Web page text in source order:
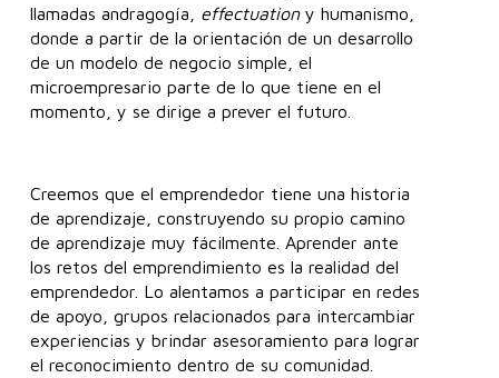
llamadas andragogía, effectuationy humanismo,
donde a partir de la orientación de un desarrollo
de un modelo de negocio simple, el
microempresario parte de lo que tiene en el
momento, y se dirige a prever el futuro.
Creemos que el emprendedor tiene una historia
de aprendizaje, construyendo su propio camino
de aprendizaje muy fácilmente. Aprender ante
los retos del emprendimiento es la realidad del
emprendedor. Lo alentamos a participar en redes
de apoyo, grupos relacionados para intercambiar
experiencias y brindar asesoramiento para lograr
el reconocimiento dentro de su comunidad.